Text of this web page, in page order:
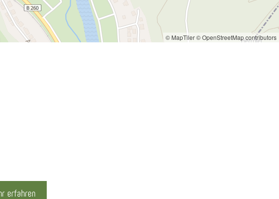
© MapTiler© OpenStreetMap contributors
erfahren